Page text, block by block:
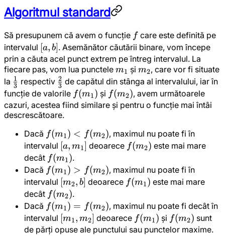
Algoritmul standard
Să presupunem că avem o funcție ff care este definită pe
intervalul [a,
b]
[a, b]. Asemănător căutării binare, vom începe
prin a căuta acel punct extrem pe întreg intervalul. La
fiecare pas, vom lua punctele m_1
m1 și m_2
m2, care vor fi situate
la \frac{1}
{3}
3
1 respectiv \frac{2}
{3}
3
2 de capătul din stânga al intervalului, iar în
funcție de valorile f(m_1)
f(m1) și f(m_2)
f(m2), avem următoarele
cazuri, acestea fiind similare și pentru o funcție mai întâi
descrescătoare.
Dacă f(m_1)
<
f(m_2)
f(m1) < f(m2), maximul nu poate fi în
intervalul [a,
m_1]
[a, m1] deoarece f(m_2)
f(m2) este mai mare
decât f(m_1)
f(m1).
Dacă f(m_1)
>
f(m_2)
f(m1) > f(m2), maximul nu poate fi în
intervalul [m_2,
b]
[m2, b] deoarece f(m_1)
f(m1) este mai mare
decât f(m_2)
f(m2).
Dacă f(m_1)
=
f(m_2)
f(m1) = f(m2), maximul nu poate fi decât în
intervalul [m_1,
m_2]
[m1, m2] deoarece f(m_1)
f(m1) și f(m_2)
f(m2) sunt
de părți opuse ale punctului sau punctelor maxime.